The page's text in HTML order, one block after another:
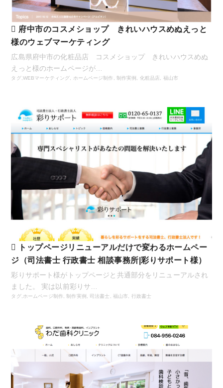
府中市のコスメショップ きれいハウスめぬえっと
様のウェブマーケティング
広島県府中市の化粧品店 コスメショップ きれいハウスめぬ
えっと様のホームページが…
タグ,WEBマーケティング, ホームページ制作 , 制作実例 , 化粧品店, 福山市
トップページリニューアルだけで変わるホームペー
ジ（司法書士 行政書士 相談事務所|彩りサポート様）
彩りサポート様がトップページと共通部分をリニューアルされ
ました。 実は以前彩りサ…
タグ, ホームページ制作 ,制作実例 ,司法書士 福山市 行政書士